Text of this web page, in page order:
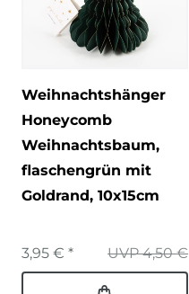
Weihnachtshänger
Honeycomb
Weihnachtsbaum,
flaschengrün mit
Goldrand, 10x15cm
UVP 4,50 €
3,95 € *